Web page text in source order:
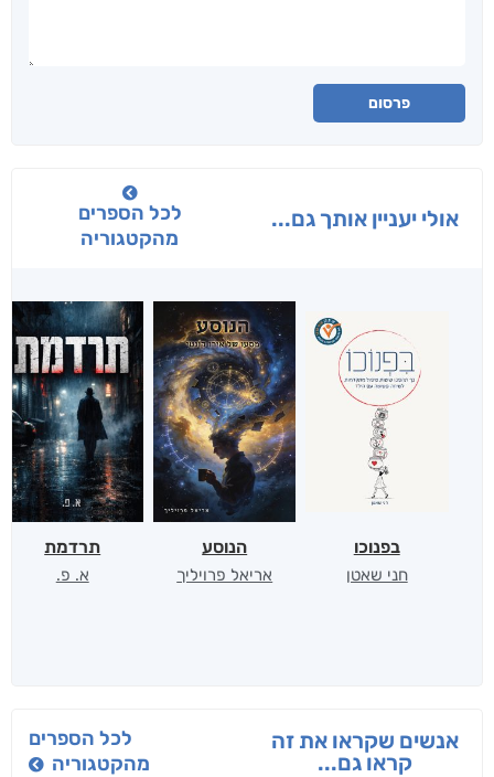
פרסום
אולי יעניין אותך גם...
לכל הספרים
מהקטגוריה
בפנוכו
חני שאטן
הנוסע
אריאל פרויליך
תרדמת
א. פ.
אנשים שקראו את זה
קראו גם...
לכל הספרים
מהקטגוריה